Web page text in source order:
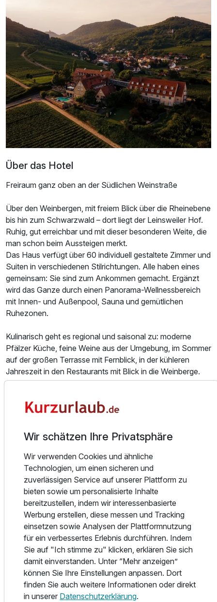
Für 4 Tage p.P. ab499,00 €
Maisonettezimmer
2 Erwachsene
Ausstattung
Zusatznächte
Für 4 Tage 315,00 €
Über das Hotel
Freiraum ganz oben an der Südlichen Weinstraße
Über den Weinbergen, mit freiem Blick über die Rheinebene
bis hin zum Schwarzwald – dort liegt der Leinsweiler Hof.
Ruhig, gut erreichbar und mit dieser besonderen Weite, die
man schon beim Aussteigen merkt.
Das Haus verfügt über 60 individuell gestaltete Zimmer und
Suiten in verschiedenen Stilrichtungen. Alle haben eines
gemeinsam: Sie sind zum Ankommen gemacht. Ergänzt
wird das Ganze durch einen Panorama-Wellnessbereich
mit Innen- und Außenpool, Sauna und gemütlichen
Ruhezonen.
Kulinarisch geht es regional und saisonal zu: moderne
Pfälzer Küche, feine Weine aus der Umgebung, im Sommer
auf der großen Terrasse mit Fernblick, in der kühleren
Jahreszeit in den Restaurants mit Blick in die Weinberge.
- Wanderungen im Pfälzerwald
- kleine Auszeiten zwischendurch
Genießen Die den modernen hof.spa
Wellness mit Weitblick. Verwurzelt in der Pfalz.
Der hof.spa – ein großzügiger, moderner Wellnessbereich,
der Ruhe, Wärme und regionale Identität verbindet. Auf
rund 1.300 m² ist ein ganzheitliches Spa-Erlebnis
entstanden, das bestehende und neue Bereiche zu einem
harmonischen Ganzen zusammenführt.
Der hof.spa bietet:
- drei Saunen mit unterschiedlichen Temperaturen und
Charakteren
Wir schätzen Ihre Privatsphäre
Wir verwenden Cookies und ähnliche
Technologien, um einen sicheren und
zuverlässigen Service auf unserer Plattform zu
bieten sowie um personalisierte Inhalte
bereitzustellen, indem wir interessenbasierte
Werbung erstellen, diese messen und Tracking
einsetzen sowie Analysen der Plattformnutzung
für ein verbessertes Erlebnis durchführen. Indem
Sie auf "Ich stimme zu" klicken, erklären Sie sich
damit einverstanden. Unter “Mehr anzeigen”
können Sie Ihre Einstellungen anpassen. Dort
finden Sie auch weitere Informationen oder direkt
in unserer Datenschutzerklärung.